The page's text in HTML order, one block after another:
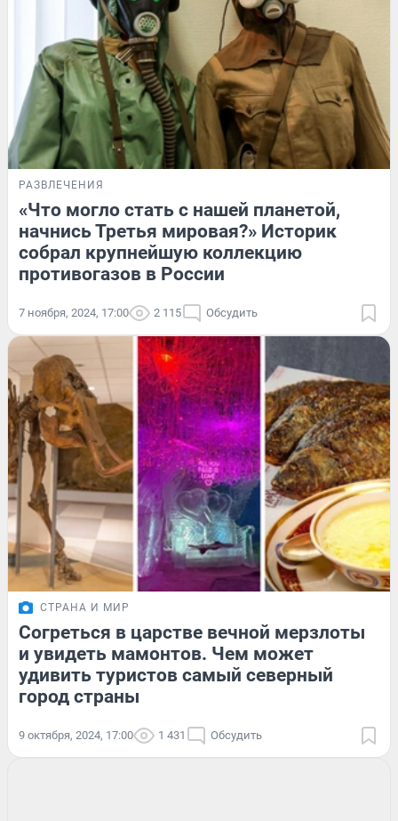
РАЗВЛЕЧЕНИЯ
«Что могло стать с нашей планетой,
начнись Третья мировая?» Историк
собрал крупнейшую коллекцию
противогазов в России
7 ноября, 2024, 17:00 2 115 Обсудить
СТРАНА И МИР
Согреться в царстве вечной мерзлоты
и увидеть мамонтов. Чем может
удивить туристов самый северный
город страны
9 октября, 2024, 17:00 1 431 Обсудить